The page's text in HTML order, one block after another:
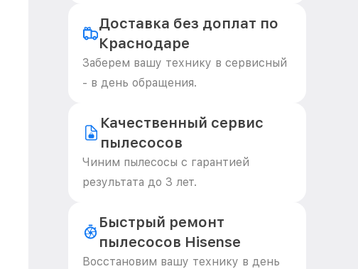
Доставка без доплат по
Краснодаре
Заберем вашу технику в сервисный
- в день обращения.
Качественный сервис
пылесосов
Чиним пылесосы с гарантией
результата до 3 лет.
Быстрый ремонт
пылесосов Hisense
Восстановим вашу технику в день